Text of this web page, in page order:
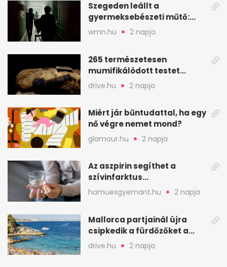
Szegeden leállt a
gyermeksebészeti műtő:
elfogytak a tartalékok
wmn.hu 2 napja
265 természetesen
mumifikálódott testet
találtak egy váci templom
drive.hu 2 napja
Miért jár bűntudattal, ha egy
nő végre nemet mond?
glamour.hu 2 napja
Az aszpirin segíthet a
szívinfarktus
megelőzésében, de nem
mindenkinek
hamuesgyemant.hu 2 napja
Mallorca partjainál újra
csipkedik a fürdőzőket a
halak a sekély vízben
drive.hu 2 napja